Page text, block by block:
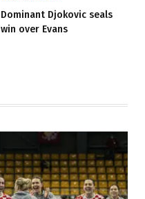
Dominant Djokovic seals
win over Evans